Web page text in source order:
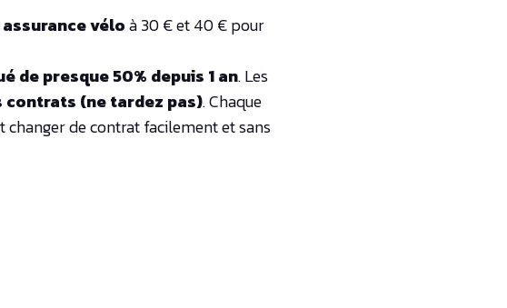
véloà 30 € et 40 € pour
de presque 50% depuis 1 an. Les
contrats (ne tardez pas). Chaque
de contrat facilement et sans